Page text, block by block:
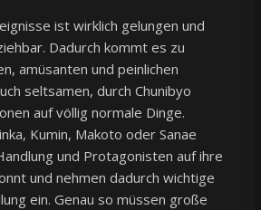
ist wirklich gelungen und
Dadurch kommt es zu
amüsanten und peinlichen
seltsamen, durch Chunibyo
auf völlig normale Dinge.
Kumin, Makoto oder Sanae
und Protagonisten auf ihre
und nehmen dadurch wichtige
ein. Genau so müssen große